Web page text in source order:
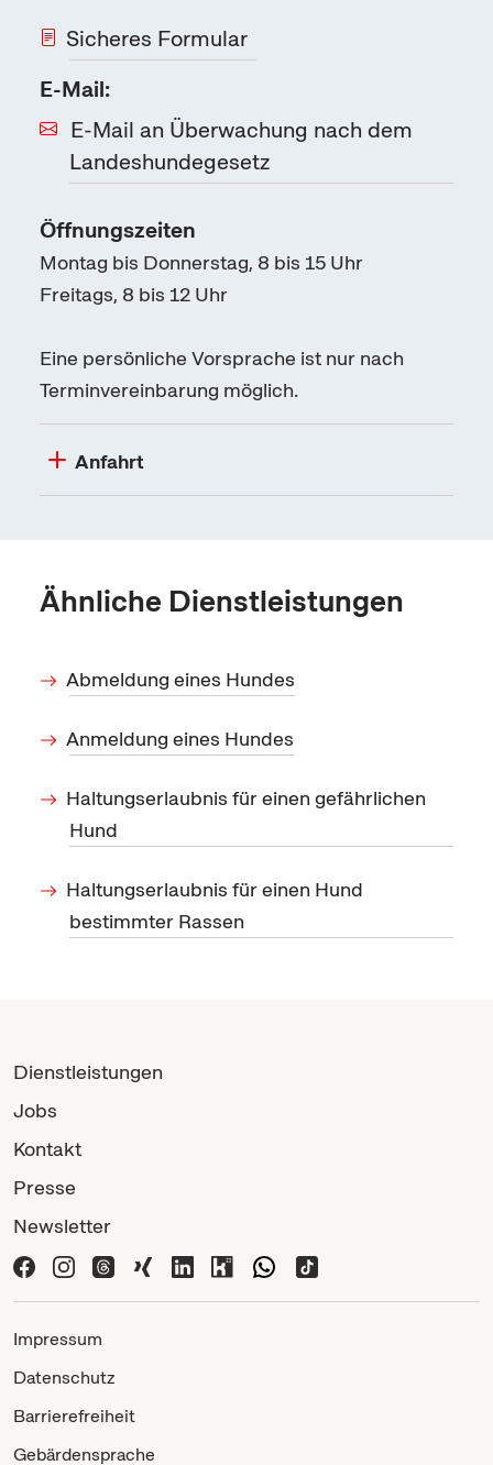
Sicheres Formular
E-Mail:
E-Mail an Überwachung nach dem
Landeshundegesetz
Öffnungszeiten
Montag bis Donnerstag, 8 bis 15 Uhr
Freitags, 8 bis 12 Uhr
Eine persönliche Vorsprache ist nur nach
Terminvereinbarung möglich.
Anfahrt
Ähnliche Dienstleistungen
Abmeldung eines Hundes
Anmeldung eines Hundes
Haltungserlaubnis für einen gefährlichen
Hund
Haltungserlaubnis für einen Hund
bestimmter Rassen
Dienstleistungen
Jobs
Kontakt
Presse
Newsletter
Impressum
Datenschutz
Barrierefreiheit
Gebärdensprache